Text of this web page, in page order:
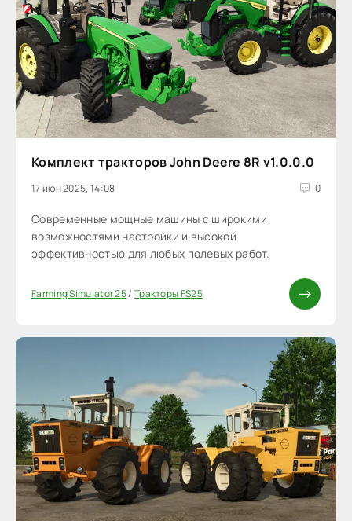
Комплект тракторов John Deere 8R v1.0.0.0
17 июн 2025, 14:08 0
Cовременные мощные машины с широкими
возможностями настройки и высокой
эффективностью для любых полевых работ.
Farming Simulator 25/ Тракторы FS25